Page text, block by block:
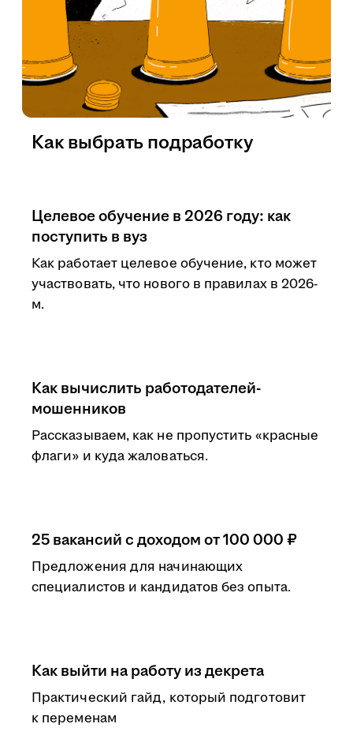
Как выбрать подработку
Целевое обучение в 2026 году: как
поступить в вуз
Как работает целевое обучение, кто может
участвовать, что нового в правилах в 2026-
м.
Как вычислить работодателей-
мошенников
Рассказываем, как не пропустить «красные
флаги» и куда жаловаться.
25 вакансий с доходом от 100 000 ₽
Предложения для начинающих
специалистов и кандидатов без опыта.
Как выйти на работу из декрета
Практический гайд, который подготовит
к переменам